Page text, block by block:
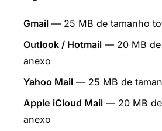
Gmail — 25 MB de tamanho
Outlook / Hotmail — 20 MB de
anexo
Yahoo Mail — 25 MB de
Apple iCloud Mail — 20 MB
anexo